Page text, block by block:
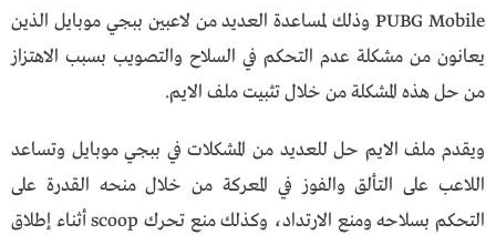
PUBG Mobile وذلك لمساعدة العديد من لاعبين ببجي موبايل الذين
يعانون من مشكلة عدم التحكم في السلاح والتصويب بسبب الاهتزاز
من حل هذه المشكلة من خلال تثبيت ملف الايم.
ويقدم ملف الايم حل للعديد من المشكلات في ببجي موبايل وتساعد
اللاعب على التألق والفوز في المعركة من خلال منحه القدرة على
التحكم بسلاحه ومنع الارتداد، وكذلك منع تحرك scoop أثناء إطلاق